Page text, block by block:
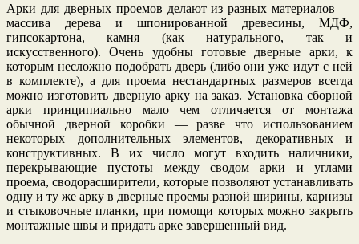
Арки для дверных проемов делают из разных материалов —
массива дерева и шпонированной древесины, МДФ,
гипсокартона, камня (как натурального, так и
искусственного). Очень удобны готовые дверные арки, к
которым несложно подобрать дверь (либо они уже идут с ней
в комплекте), а для проема нестандартных размеров всегда
можно изготовить дверную арку на заказ. Установка сборной
арки принципиально мало чем отличается от монтажа
обычной дверной коробки — разве что использованием
некоторых дополнительных элементов, декоративных и
конструктивных. В их число могут входить наличники,
перекрывающие пустоты между сводом арки и углами
проема, сводорасширители, которые позволяют устанавливать
одну и ту же арку в дверные проемы разной ширины, карнизы
и стыковочные планки, при помощи которых можно закрыть
монтажные швы и придать арке завершенный вид.